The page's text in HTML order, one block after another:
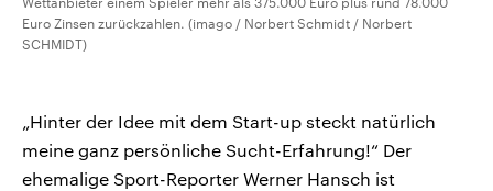
Euro Zinsen zurückzahlen. (imago / Norbert Schmidt / Norbert
SCHMIDT)
„Hinter der Idee mit dem Start-up steckt natürlich
meine ganz persönliche Sucht-Erfahrung!“ Der
ehemalige Sport-Reporter Werner Hansch ist